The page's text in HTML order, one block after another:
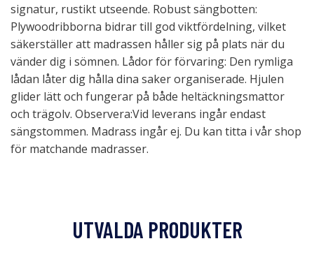
signatur, rustikt utseende. Robust sängbotten:
Plywoodribborna bidrar till god viktfördelning, vilket
säkerställer att madrassen håller sig på plats när du
vänder dig i sömnen. Lådor för förvaring: Den rymliga
lådan låter dig hålla dina saker organiserade. Hjulen
glider lätt och fungerar på både heltäckningsmattor
och trägolv. Observera:Vid leverans ingår endast
sängstommen. Madrass ingår ej. Du kan titta i vår shop
för matchande madrasser.
UTVALDA PRODUKTER